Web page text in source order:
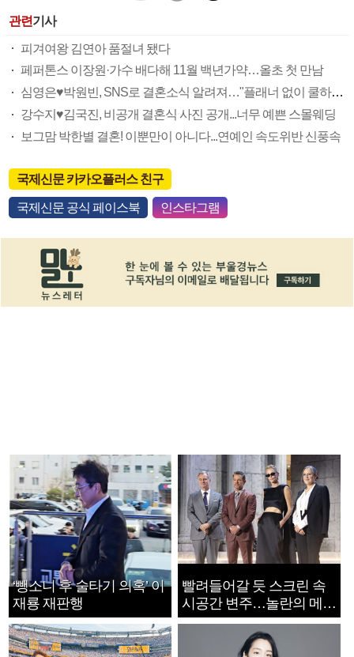
관련기사
피겨여왕 김연아 품절녀 됐다
페퍼톤스 이장원·가수 배다해 11월 백년가약…올초 첫 만남
심영은♥박원빈, SNS로 결혼소식 알려져…"플래너 없이 쿨하게 준비중"
강수지♥김국진, 비공개 결혼식 사진 공개...너무 예쁜 스몰웨딩
보그맘 박한별 결혼! 이뿐만이 아니다...연예인 속도위반 신풍속
국제신문 카카오플러스 친구
국제신문 공식 페이스북 인스타그램
‘뺑소니 후 술타기 의혹’ 이
재룡 재판행
빨려들어갈 듯 스크린 속
시공간 변주…놀란의 메시
지는 ‘전쟁 속죄’